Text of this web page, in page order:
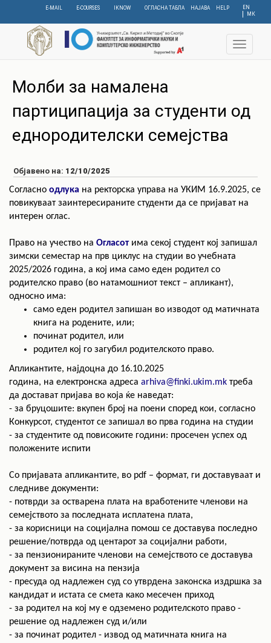
content
EN
МК
E-MAIL E-COURSES IKNOW ОГЛАСНА ТАБЛА НАЈАВА HELP
Toggle
Молби за намалена
партиципација за студенти од
еднородителски семејства
Објавено на: 12/10/2025
Согласно одлука на ректорска управа на УКИМ 16.9.2025, се
повикуваат заинтересираните студенти да се пријават на
интерен оглас.
Право на учество на Огласотима секој студент кој запишал
зимски семестар на прв циклус на студии во учебната
2025/2026 година, а кој има само еден родител со
родителско право (во натамошниот текст – апликант),
односно има:
само еден родител запишан во изводот од матичната
книга на родените, или;
починат родител, или
родител кој го загубил родителското право.
Апликантите, најдоцна до 16.10.2025
година, на електронска адреса arhiva@finki.ukim.mk треба
да достават пријава во која ќе наведат:
- за бруцошите: вкупен број на поени според кои, согласно
Конкурсот, студентот се запишал во прва година на студии
- за студентите од повисоките години: просечен успех од
положените испити
Со пријавата апликантите, во pdf – формат, ги доставуваат и
следниве документи:
- потврди за остварена плата на вработените членови на
семејството за последната исплатена плата,
- за корисници на социјална помош се доставува последно
решение/потврда од центарот за социјални работи,
- за пензионираните членови на семејството се доставува
документ за висина на пензија
- пресуда од надлежен суд со утврдена законска издршка за
кандидат и истата се смета како месечен приход
- за родител на кој му е одземено родителското право -
решение од надлежен суд и/или
- за починат родител - извод од матичната книга на